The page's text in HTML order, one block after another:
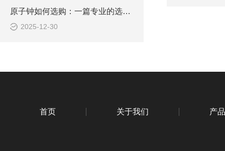
原子钟如何选购：一篇专业的选购指南
2025-12-30
首页 关于我们 产